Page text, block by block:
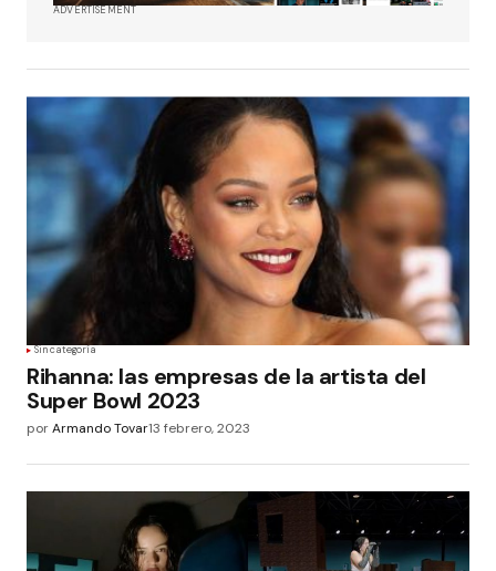
ADVERTISEMENT
Sin categoría
Rihanna: las empresas de la artista del
Super Bowl 2023
porArmando Tovar13 febrero, 2023